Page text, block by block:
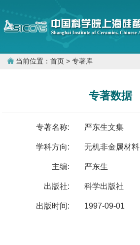
当前位置： 首页 > 专著库
专著数据
专著名称: 严东生文集
学科方向: 无机非金属材料
主编: 严东生
出版社: 科学出版社
出版时间: 1997-09-01